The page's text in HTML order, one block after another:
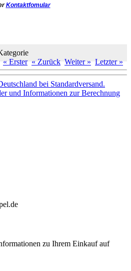
Kontaktfomular
« Erster « Zurück Weiter » Letzter »
bei Standardversand.
und Informationen zur Berechnung
zu Ihrem Einkauf auf